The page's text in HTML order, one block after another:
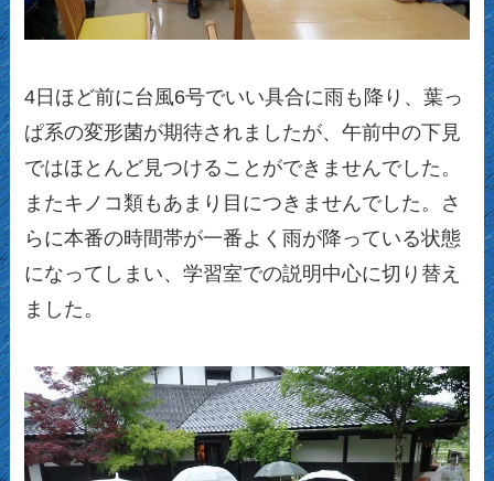
4日ほど前に台風6号でいい具合に雨も降り、葉っ
ぱ系の変形菌が期待されましたが、午前中の下見
ではほとんど見つけることができませんでした。
またキノコ類もあまり目につきませんでした。さ
らに本番の時間帯が一番よく雨が降っている状態
になってしまい、学習室での説明中心に切り替え
ました。